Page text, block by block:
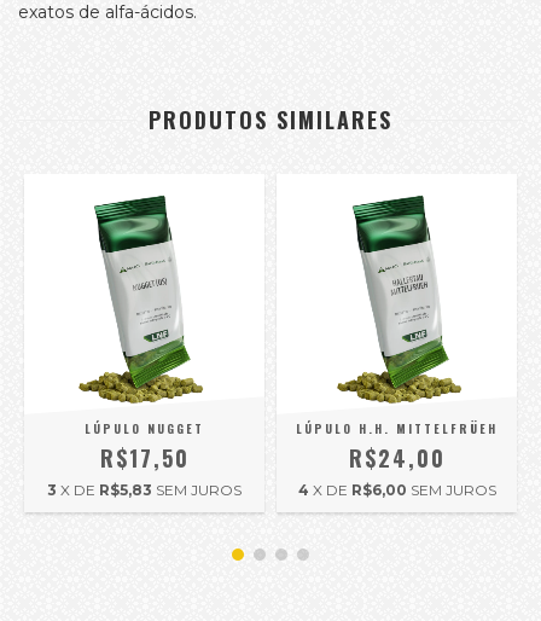
exatos de alfa-ácidos.
PRODUTOS SIMILARES
LÚPULO NUGGET
R$17,50
3 X DE R$5,83 SEM JUROS
LÚPULO H.H. MITTELFRÜEH
R$24,00
4 X DE R$6,00 SEM JUROS